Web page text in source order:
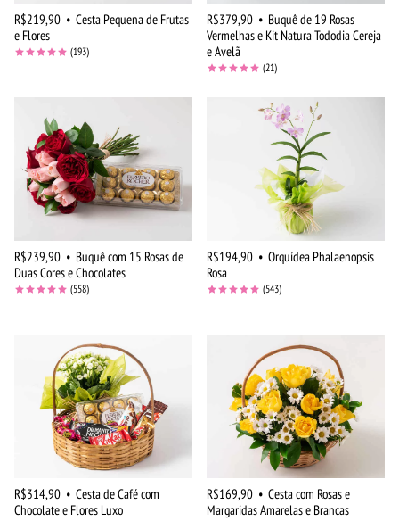
R$219,90 • Cesta Pequena de Frutas
e Flores
(193)
R$379,90 • Buquê de 19 Rosas
Vermelhas e Kit Natura Tododia Cereja
e Avelã
(21)
R$239,90 • Buquê com 15 Rosas de
Duas Cores e Chocolates
(558)
R$194,90 • Orquídea Phalaenopsis
Rosa
(543)
R$314,90 • Cesta de Café com
Chocolate e Flores Luxo
R$169,90 • Cesta com Rosas e
Margaridas Amarelas e Brancas